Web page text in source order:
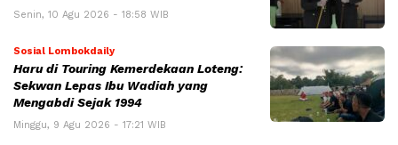
Senin, 10 Agu 2026 - 18:58 WIB
Sosial Lombokdaily
Haru di Touring Kemerdekaan Loteng:
Sekwan Lepas Ibu Wadiah yang
Mengabdi Sejak 1994
Minggu, 9 Agu 2026 - 17:21 WIB